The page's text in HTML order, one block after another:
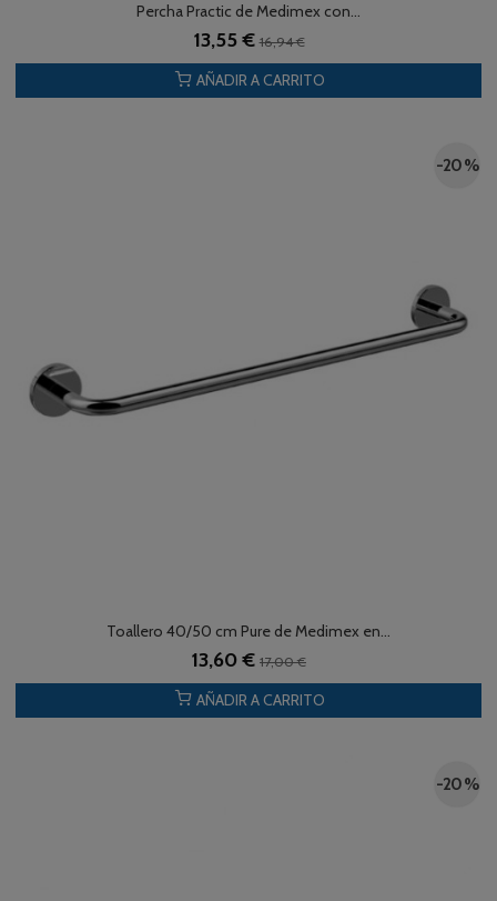
Percha Practic de Medimex con...
13,55 €16,94 €
AÑADIR A CARRITO
-20 %
Toallero 40/50 cm Pure de Medimex en...
13,60 € 17,00 €
AÑADIR A CARRITO
-20 %